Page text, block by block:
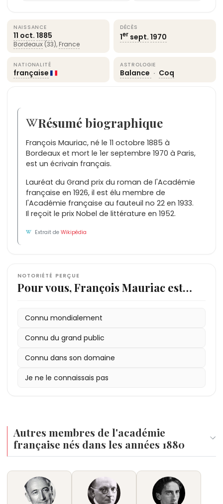
NAISSANCE
11 oct. 1885
Bordeaux (33), France
DÉCÈS
1er sept. 1970
NATIONALITÉ
française
ASTROLOGIE
Balance · Coq
Résumé biographique
François Mauriac, né le 11 octobre 1885 à
Bordeaux et mort le 1er septembre 1970 à Paris,
est un écrivain français.
Lauréat du Grand prix du roman de l'Académie
française en 1926, il est élu membre de
l'Académie française au fauteuil no 22 en 1933.
Il reçoit le prix Nobel de littérature en 1952.
Extrait deWikipédia
NOTORIÉTÉ PERÇUE
Pour vous, François Mauriac est…
Connu mondialement
Connu du grand public
Connu dans son domaine
Je ne le connaissais pas
Autres membres de l'académie
française nés dans les années 1880